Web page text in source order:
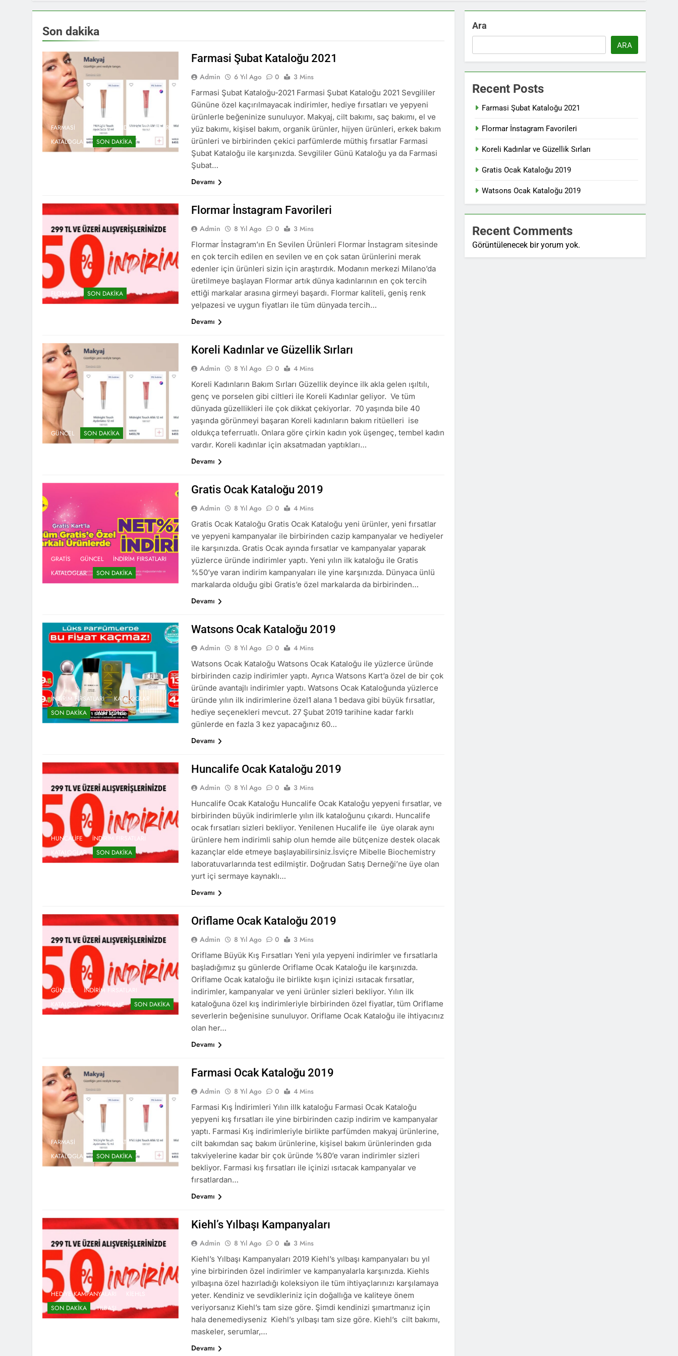
Son dakika
FARMASI GÜNCEL
İNDIRIM FIRSATLARI
KATALOGLAR
SON DAKIKA
Farmasi Şubat Kataloğu 2021
Admin 6 Yıl Ago 0
3 Mins
Farmasi Şubat Kataloğu-2021 Farmasi Şubat Kataloğu 2021 Sevgililer
Gününe özel kaçırılmayacak indirimler, hediye fırsatları ve yepyeni
ürünlerle beğeninize sunuluyor. Makyaj, cilt bakımı, saç bakımı, el ve
yüz bakımı, kişisel bakım, organik ürünler, hijyen ürünleri, erkek bakım
ürünleri ve birbirinden çekici parfümlerde müthiş fırsatlar Farmasi
Şubat Kataloğu ile karşınızda. Sevgililer Günü Kataloğu ya da Farmasi
Şubat…
Devamı
FLORMAR SON DAKIKA
Flormar İnstagram Favorileri
Admin 8 Yıl Ago 0
3 Mins
Flormar İnstagram’ın En Sevilen Ürünleri Flormar İnstagram sitesinde
en çok tercih edilen en sevilen ve en çok satan ürünlerini merak
edenler için ürünleri sizin için araştırdık. Modanın merkezi Milano’da
üretilmeye başlayan Flormar artık dünya kadınlarının en çok tercih
ettiği markalar arasına girmeyi başardı. Flormar kaliteli, geniş renk
yelpazesi ve uygun fiyatları ile tüm dünyada tercih…
Devamı
GÜNCEL SON DAKIKA
Koreli Kadınlar ve Güzellik Sırları
Admin 8 Yıl Ago 0
4 Mins
Koreli Kadınların Bakım Sırları Güzellik deyince ilk akla gelen ışıltılı,
genç ve porselen gibi ciltleri ile Koreli Kadınlar geliyor. Ve tüm
dünyada güzellikleri ile çok dikkat çekiyorlar. 70 yaşında bile 40
yaşında görünmeyi başaran Koreli kadınların bakım ritüelleri ise
oldukça teferruatlı. Onlara göre çirkin kadın yok üşengeç, tembel kadın
vardır. Koreli kadınlar için aksatmadan yaptıkları…
Devamı
GRATIS GÜNCEL
İNDIRIM FIRSATLARI
KATALOGLAR
SON DAKIKA
Gratis Ocak Kataloğu 2019
Admin 8 Yıl Ago 0
4 Mins
Gratis Ocak Kataloğu Gratis Ocak Kataloğu yeni ürünler, yeni fırsatlar
ve yepyeni kampanyalar ile birbirinden cazip kampanyalar ve hediyeler
ile karşınızda. Gratis Ocak ayında fırsatlar ve kampanyalar yaparak
yüzlerce üründe indirimler yaptı. Yeni yılın ilk kataloğu ile Gratis
%50’ye varan indirim kampanyaları ile yine karşınızda. Dünyaca ünlü
markalarda olduğu gibi Gratis’e özel markalarda da birbirinden…
Devamı
İNDIRIM FIRSATLARI
KATALOGLAR
SON DAKIKA
WATSONS
Watsons Ocak Kataloğu 2019
Admin 8 Yıl Ago 0
4 Mins
Watsons Ocak Kataloğu Watsons Ocak Kataloğu ile yüzlerce üründe
birbirinden cazip indirimler yaptı. Ayrıca Watsons Kart’a özel de bir çok
üründe avantajlı indirimler yaptı. Watsons Ocak Kataloğunda yüzlerce
üründe yılın ilk indirimlerine özel1 alana 1 bedava gibi büyük fırsatlar,
hediye seçenekleri mevcut. 27 Şubat 2019 tarihine kadar farklı
günlerde en fazla 3 kez yapacağınız 60…
Devamı
HUNCALIFE
İNDIRIM FIRSATLARI
KATALOGLAR
SON DAKIKA
Huncalife Ocak Kataloğu 2019
Admin 8 Yıl Ago 0
3 Mins
Huncalife Ocak Kataloğu Huncalife Ocak Kataloğu yepyeni fırsatlar, ve
birbirinden büyük indirimlerle yılın ilk kataloğunu çıkardı. Huncalife
ocak fırsatları sizleri bekliyor. Yenilenen Hucalife ile üye olarak aynı
ürünlere hem indirimli sahip olun hemde aile bütçenize destek olacak
kazançlar elde etmeye başlayabilirsiniz.İsviçre Mibelle Biochemistry
laboratuvarlarında test edilmiştir. Doğrudan Satış Derneği’ne üye olan
yurt içi sermaye kaynaklı…
Devamı
GÜNCEL
İNDIRIM FIRSATLARI
KATALOGLAR
ORIFLAME SON DAKIKA
Oriflame Ocak Kataloğu 2019
Admin 8 Yıl Ago 0
3 Mins
Oriflame Büyük Kış Fırsatları Yeni yıla yepyeni indirimler ve fırsatlarla
başladığımız şu günlerde Oriflame Ocak Kataloğu ile karşınızda.
Oriflame Ocak kataloğu ile birlikte kışın içinizi ısıtacak fırsatlar,
indirimler, kampanyalar ve yeni ürünler sizleri bekliyor. Yılın ilk
kataloğuna özel kış indirimleriyle birbirinden özel fiyatlar, tüm Oriflame
severlerin beğenisine sunuluyor. Oriflame Ocak Kataloğu ile ihtiyacınız
olan her…
Devamı
FARMASI
İNDIRIM FIRSATLARI
KATALOGLAR
SON DAKIKA
Farmasi Ocak Kataloğu 2019
Admin 8 Yıl Ago 0
4 Mins
Farmasi Kış İndirimleri Yılın illk kataloğu Farmasi Ocak Kataloğu
yepyeni kış fırsatları ile yine birbirinden cazip indirim ve kampanyalar
yaptı. Farmasi Kış indirimleriyle birlikte parfümden makyaj ürünlerine,
cilt bakımdan saç bakım ürünlerine, kişisel bakım ürünlerinden gıda
takviyelerine kadar bir çok üründe %80’e varan indirimler sizleri
bekliyor. Farmasi kış fırsatları ile içinizi ısıtacak kampanyalar ve
fırsatlardan…
Devamı
HEDIYE KAMPANYALARI
KIEHLS
SON DAKIKA
YILBAŞI
Kiehl’s Yılbaşı Kampanyaları
Admin 8 Yıl Ago 0
3 Mins
Kiehl’s Yılbaşı Kampanyaları 2019 Kiehl’s yılbaşı kampanyaları bu yıl
yine birbirinden özel indirimler ve kampanyalarla karşınızda. Kiehls
yılbaşına özel hazırladığı koleksiyon ile tüm ihtiyaçlarınızı karşılamaya
yeter. Kendiniz ve sevdikleriniz için doğallığa ve kaliteye önem
veriyorsanız Kiehl’s tam size göre. Şimdi kendinizi şımartmanız için
hala denemediyseniz Kiehl’s yılbaşı tam size göre. Kiehl’s cilt bakımı,
maskeler, serumlar,…
Devamı
Ara
ARA
Recent Posts
Farmasi Şubat Kataloğu 2021
Flormar İnstagram Favorileri
Koreli Kadınlar ve Güzellik Sırları
Gratis Ocak Kataloğu 2019
Watsons Ocak Kataloğu 2019
Recent Comments
Görüntülenecek bir yorum yok.